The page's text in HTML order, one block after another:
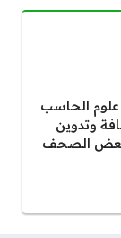
الحاسب
وتدوين
عملي في بعض الصحف